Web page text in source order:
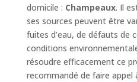
domicile : Champeaux. Il
ses sources peuvent être
fuites d’eau, de défauts de
conditions
résoudre efficacement ce
recommandé de faire